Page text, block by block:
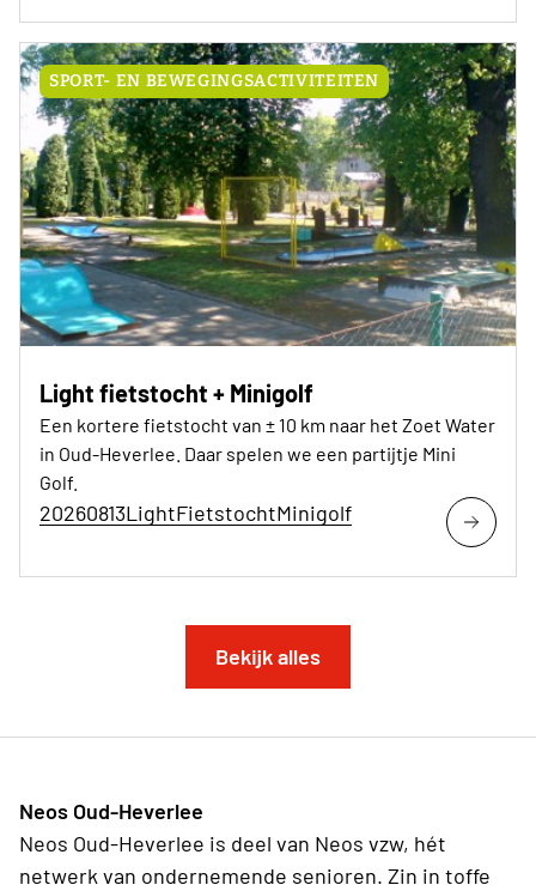
SPORT- EN BEWEGINGSACTIVITEITEN
Light fietstocht + Minigolf
Een kortere fietstocht van ± 10 km naar het Zoet Water
in Oud-Heverlee. Daar spelen we een partijtje Mini
Golf.
20260813LightFietstochtMinigolf
Bekijk alles
Neos Oud-Heverlee
Neos Oud-Heverlee is deel van Neos vzw, hét
netwerk van ondernemende senioren. Zin in toffe